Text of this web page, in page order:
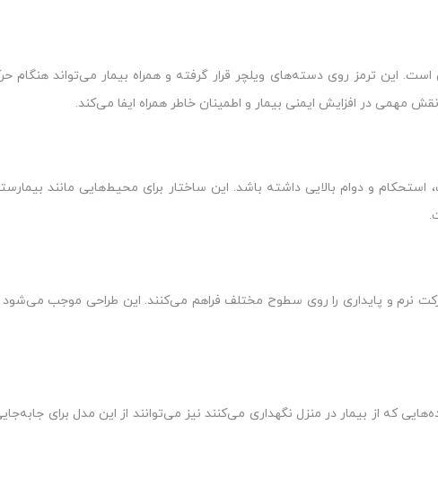
است. این ترمز روی دسته‌های ویلچر قرار گرفته و همراه بیمار می‌تواند
مهمی در افزایش ایمنی بیمار و اطمینان خاطر همراه ایفا می‌کند.
و دوام بالایی داشته باشد. این ساختار برای محیط‌هایی مانند
نرم و پایداری را روی سطوح مختلف فراهم می‌کنند. این طراحی موجب می‌شود
که از بیمار در منزل نگهداری می‌کنند نیز می‌توانند از این مدل برای